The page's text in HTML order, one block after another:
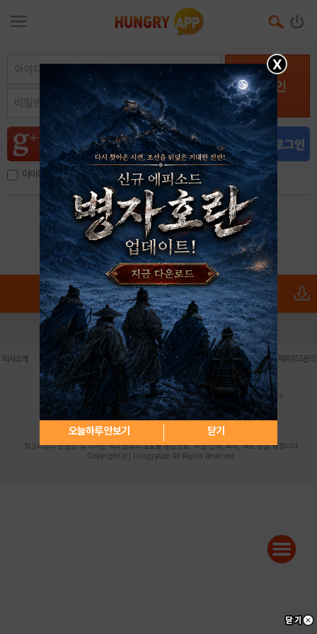
로그인
아이디, 이메일 저장
아이디 / 비밀번호 찾기 회원가입
X
오늘하루 안보기 닫기
로그인 PC버전 전체앱
회사소개 이용약관 | 개인정보 처리방침 | 청소년 보호정책 | 불법촬영물 신고센터 | 제휴광고문의
사업자등록번호:119-86-61101 (주)스마트나우 대표이사:송현두
주소: 서울시 금천구 가산디지털1로 171 연락처:063-284-8635 팩스:02-6265-0377
청소년보호책임자:김동욱desk@hungryapp.co.kr
등록번호:서울아02322 | 등록일자:2016년4월25일
발행인:(주)스마트나우 송현두 | 편집인:김동욱
헝그리앱의 콘텐츠 및 기사는 저작권법의 보호를 받으므로, 무단 전재, 복사, 배포 등을 금합니다.
Copyright (c) HungryApp All Rights Reserved.